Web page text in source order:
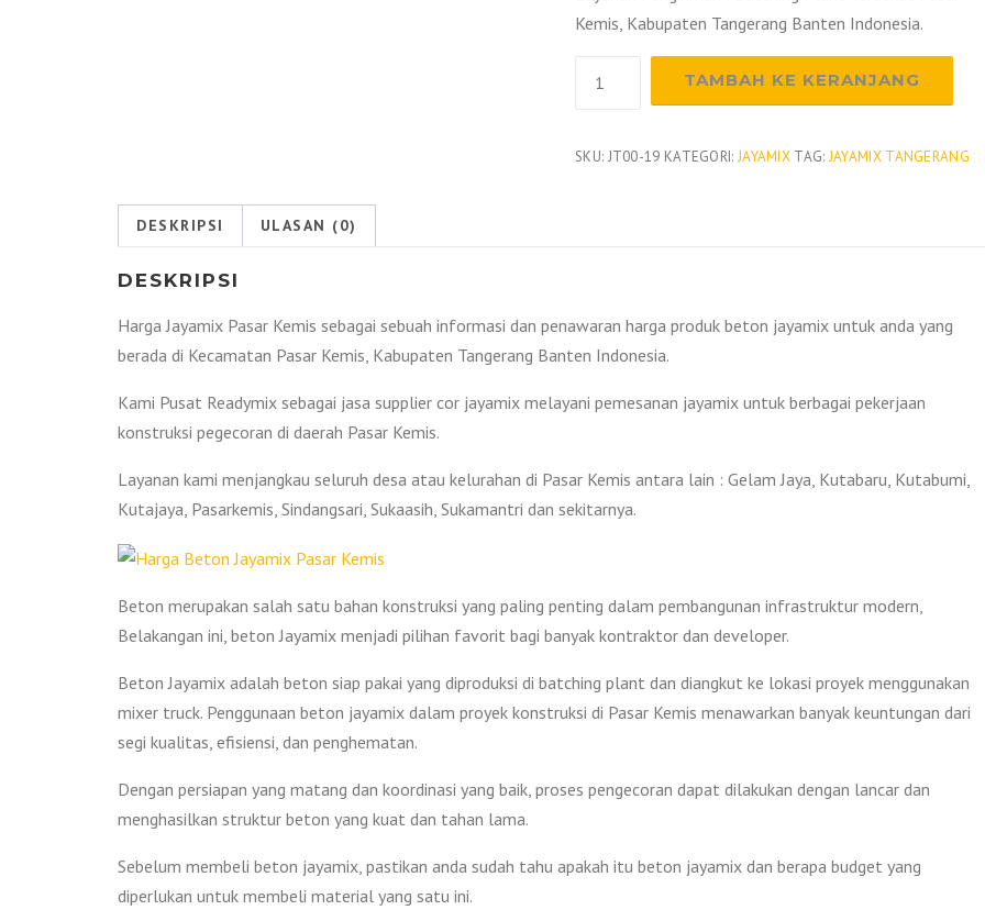
Kemis, Kabupaten Tangerang Banten Indonesia.
Jayamix
TAMBAH KE KERANJANG
SKU: JT00-19 KATEGORI: JAYAMIX TAG: JAYAMIX TANGERANG
DESKRIPSI ULASAN (0)
DESKRIPSI
Harga Jayamix Pasar Kemis sebagai sebuah informasi dan penawaran harga produk beton jayamix untuk anda yang
berada di Kecamatan Pasar Kemis, Kabupaten Tangerang Banten Indonesia.
Kami Pusat Readymix sebagai jasa supplier cor jayamix melayani pemesanan jayamix untuk berbagai pekerjaan
konstruksi pegecoran di daerah Pasar Kemis.
Layanan kami menjangkau seluruh desa atau kelurahan di Pasar Kemis antara lain : Gelam Jaya, Kutabaru, Kutabumi,
Kutajaya, Pasarkemis, Sindangsari, Sukaasih, Sukamantri dan sekitarnya.
Beton merupakan salah satu bahan konstruksi yang paling penting dalam pembangunan infrastruktur modern,
Belakangan ini, beton Jayamix menjadi pilihan favorit bagi banyak kontraktor dan developer.
Beton Jayamix adalah beton siap pakai yang diproduksi di batching plant dan diangkut ke lokasi proyek menggunakan
mixer truck. Penggunaan beton jayamix dalam proyek konstruksi di Pasar Kemis menawarkan banyak keuntungan dari
segi kualitas, efisiensi, dan penghematan.
Dengan persiapan yang matang dan koordinasi yang baik, proses pengecoran dapat dilakukan dengan lancar dan
menghasilkan struktur beton yang kuat dan tahan lama.
Sebelum membeli beton jayamix, pastikan anda sudah tahu apakah itu beton jayamix dan berapa budget yang
diperlukan untuk membeli material yang satu ini.